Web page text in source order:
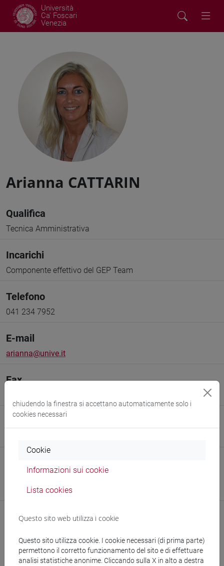
Università
Ca' Foscari
Venezia
Arianna CATTARIN
Qualifica
Tecnica Amministrativa
Incarichi
Componente effettivo del GEP Team
Telefono
041 234 7952
E-mail
arianna@unive.it
Fax
Ca' Foscari
chiudendo la finestra si accettano automaticamente solo i
cookies necessari
Cookie
Informazioni sui cookie
Lista cookies
Questo sito web utilizza i cookie
Questo sito utilizza cookie. I cookie necessari (di prima parte)
permettono il corretto funzionamento del sito e di effettuare
analisi statistiche anonime. Cliccando sulla X in alto a destra